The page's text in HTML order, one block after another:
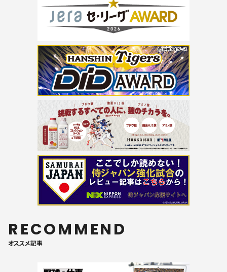
RECOMMEND
オススメ記事